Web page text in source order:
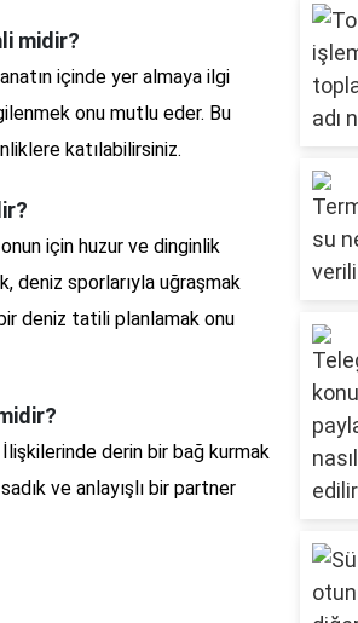
midir?
içinde yer almaya ilgi
onu mutlu eder. Bu
katılabilirsiniz.
için huzur ve dinginlik
deniz sporlarıyla uğraşmak
deniz tatili planlamak onu
İlişkilerinde derin bir bağ kurmak
ve anlayışlı bir partner